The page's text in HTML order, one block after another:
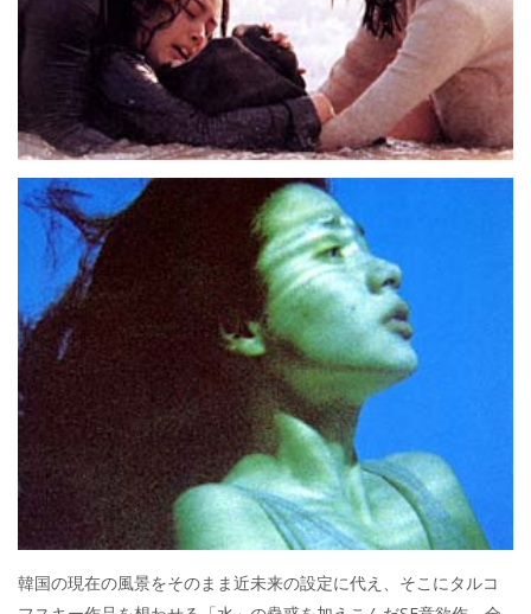
韓国の現在の風景をそのまま近未来の設定に代え、そこにタルコ